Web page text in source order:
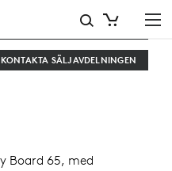
KONTAKTA SÄLJAVDELNINGEN
Board 65, med